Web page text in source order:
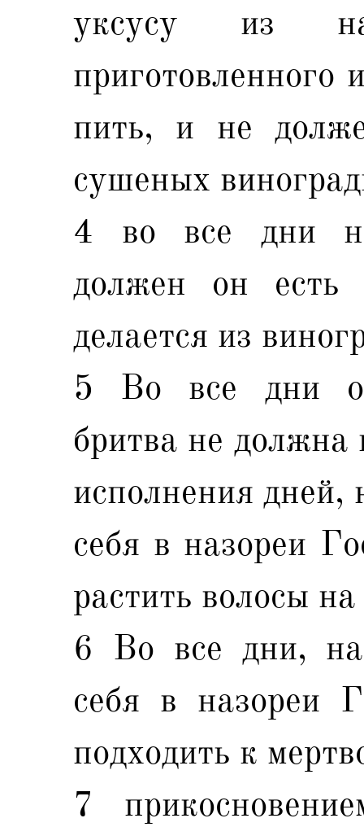
уксусу из
приготовленного
пить, и не
сушеных
4 во все дни
должен он
делается из
5 Во все дни
бритва не должна
исполнения дней,
себя в назореи
растить волосы
6 Во все дни, на
себя в назореи
подходить к
7